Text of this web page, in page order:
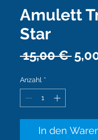
Amulett
Star
15,00 €
Anzahl *
In den